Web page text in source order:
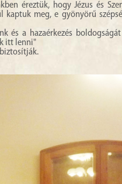
éreztük, hogy Jézus és
meg, e gyönyörű
és a hazaérkezés
itt lenni"